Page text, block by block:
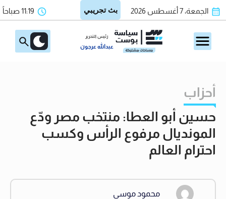
الجمعة، 7 أغسطس 2026 11:19 صباحاً
رئيس التحرير
عبدالله عرجون
أحزاب
حسين أبو العطا: منتخب مصر ودّع
المونديال مرفوع الرأس وكسب
احترام العالم
محمود موسى